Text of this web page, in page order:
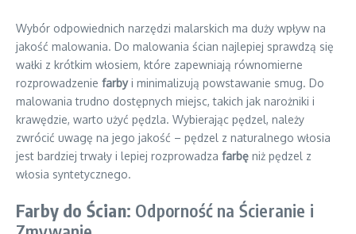
Wybór odpowiednich narzędzi malarskich ma duży wpływ na
jakość malowania. Do malowania ścian najlepiej sprawdzą się
wałki z krótkim włosiem, które zapewniają równomierne
rozprowadzenie farbyi minimalizują powstawanie smug. Do
malowania trudno dostępnych miejsc, takich jak narożniki i
krawędzie, warto użyć pędzla. Wybierając pędzel, należy
zwrócić uwagę na jego jakość – pędzel z naturalnego włosia
jest bardziej trwały i lepiej rozprowadza farbę niż pędzel z
włosia syntetycznego.
Farby do Ścian: Odporność na Ścieranie i